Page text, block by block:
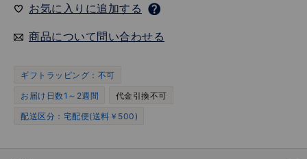
お気に入りに追加する
商品について問い合わせる
ギフトラッピング：不可
お届け日数1～2週間
代金引換不可
配送区分：宅配便(送料￥500)